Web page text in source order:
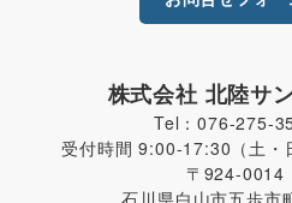
株式会社 北陸サ
Tel：076-275-
受付時間 9:00-17:30（土・
〒924-0014
石川県白山市五歩市